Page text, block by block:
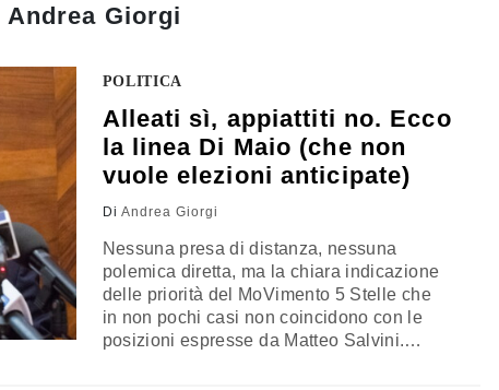
Andrea Giorgi
POLITICA
Alleati sì, appiattiti no. Ecco
la linea Di Maio (che non
vuole elezioni anticipate)
Di Andrea Giorgi
Nessuna presa di distanza, nessuna
polemica diretta, ma la chiara indicazione
delle priorità del MoVimento 5 Stelle che
in non pochi casi non coincidono con le
posizioni espresse da Matteo Salvini.